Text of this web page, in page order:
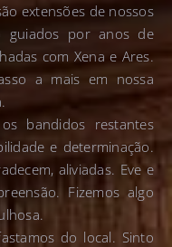
extensões de nossos
guiados por anos de
com Xena e Ares.
a mais em nossa
bandidos restantes
e determinação.
aliviadas. Eve e
Fizemos algo
do local. Sinto